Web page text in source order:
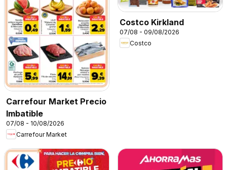
Carrefour Market Precio
Imbatible
07/08 - 10/08/2026
Carrefour Market
Costco Kirkland
07/08 - 09/08/2026
Costco